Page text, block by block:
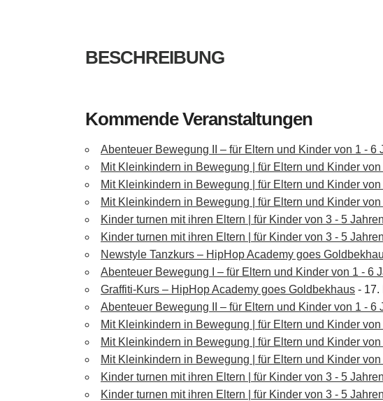
BESCHREIBUNG
Kommende Veranstaltungen
Abenteuer Bewegung II – für Eltern und Kinder von 1 - 6
Mit Kleinkindern in Bewegung | für Eltern und Kinder
Mit Kleinkindern in Bewegung | für Eltern und Kinder
Mit Kleinkindern in Bewegung | für Eltern und Kinder
Kinder turnen mit ihren Eltern | für Kinder von 3 - 5
Kinder turnen mit ihren Eltern | für Kinder von 3 - 5
Newstyle Tanzkurs – HipHop Academy goes
Abenteuer Bewegung I – für Eltern und Kinder von 1 - 6
Graffiti-Kurs – HipHop Academy goes Goldbekhaus - 17.
Abenteuer Bewegung II – für Eltern und Kinder von 1 - 6
Mit Kleinkindern in Bewegung | für Eltern und Kinder
Mit Kleinkindern in Bewegung | für Eltern und Kinder
Mit Kleinkindern in Bewegung | für Eltern und Kinder
Kinder turnen mit ihren Eltern | für Kinder von 3 - 5
Kinder turnen mit ihren Eltern | für Kinder von 3 - 5